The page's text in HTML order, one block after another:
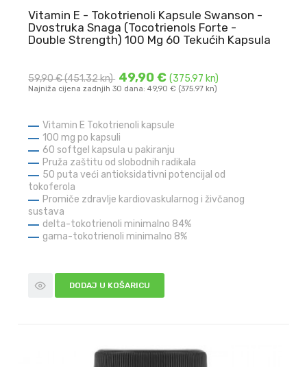
Vitamin E - Tokotrienoli Kapsule Swanson -
Dvostruka Snaga (Tocotrienols Forte -
Double Strength) 100 Mg 60 Tekućih Kapsula
59,90 €(451.32 kn) 49,90 €(375.97 kn)
Najniža cijena zadnjih 30 dana: 49,90 € (375.97 kn)
Vitamin E Tokotrienoli kapsule
100 mg po kapsuli
60 softgel kapsula u pakiranju
Pruža zaštitu od slobodnih radikala
50 puta veći antioksidativni potencijal od
tokoferola
Promiče zdravlje kardiovaskularnog i živčanog
sustava
delta-tokotrienoli minimalno 84%
gama-tokotrienoli minimalno 8%
DODAJ U KOŠARICU